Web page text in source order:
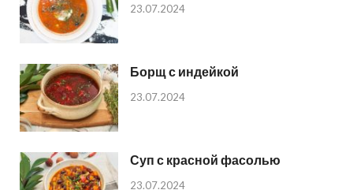
23.07.2024
Борщ с индейкой
23.07.2024
Суп с красной фасолью
23.07.2024